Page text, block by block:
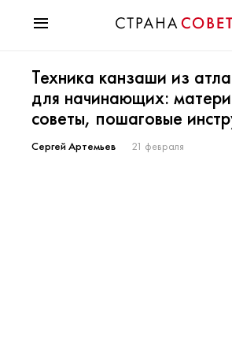
Мода
Звезды
Гороскопы
Здоровье
Техника канзаши из
для начинающих:
советы, пошаговые
Сергей Артемьев 21 февраля